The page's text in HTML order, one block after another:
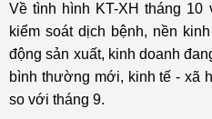
Về tình hình KT-XH tháng 10
kiểm soát dịch bệnh, nền
động sản xuất, kinh doanh
bình thường mới, kinh tế - xã
so với tháng 9.